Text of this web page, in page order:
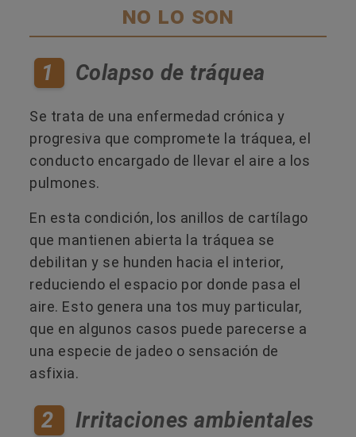
no lo son
1 Colapso de tráquea
Se trata de una enfermedad crónica y
progresiva que compromete la tráquea, el
conducto encargado de llevar el aire a los
pulmones.
En esta condición, los anillos de cartílago
que mantienen abierta la tráquea se
debilitan y se hunden hacia el interior,
reduciendo el espacio por donde pasa el
aire. Esto genera una tos muy particular,
que en algunos casos puede parecerse a
una especie de jadeo o sensación de
asfixia.
2
Irritaciones ambientales